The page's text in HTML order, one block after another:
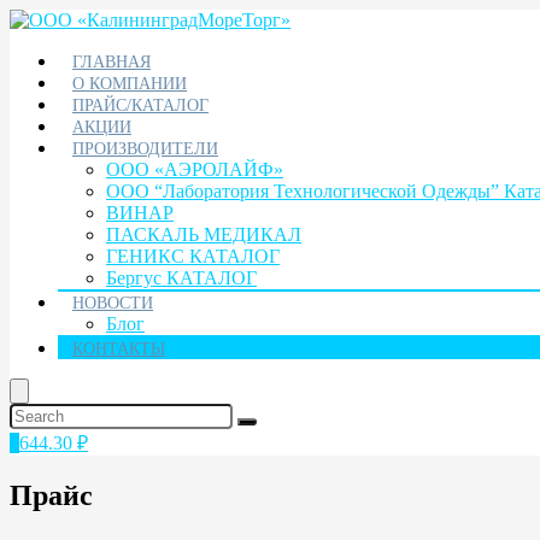
ГЛАВНАЯ
О КОМПАНИИ
ПРАЙС/КАТАЛОГ
АКЦИИ
ПРОИЗВОДИТЕЛИ
ООО «АЭРОЛАЙФ»
ООО “Лаборатория Технологической Одежды”
ВИНАР
ПАСКАЛЬ МЕДИКАЛ
ГЕНИКС КАТАЛОГ
Бергус КАТАЛОГ
НОВОСТИ
Блог
КОНТАКТЫ
644.30 ₽
Прайс